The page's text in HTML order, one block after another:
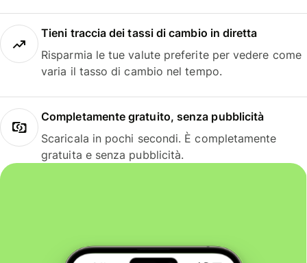
Tieni traccia dei tassi di cambio in diretta
Risparmia le tue valute preferite per vedere come
varia il tasso di cambio nel tempo.
Completamente gratuito, senza pubblicità
Scaricala in pochi secondi. È completamente
gratuita e senza pubblicità.